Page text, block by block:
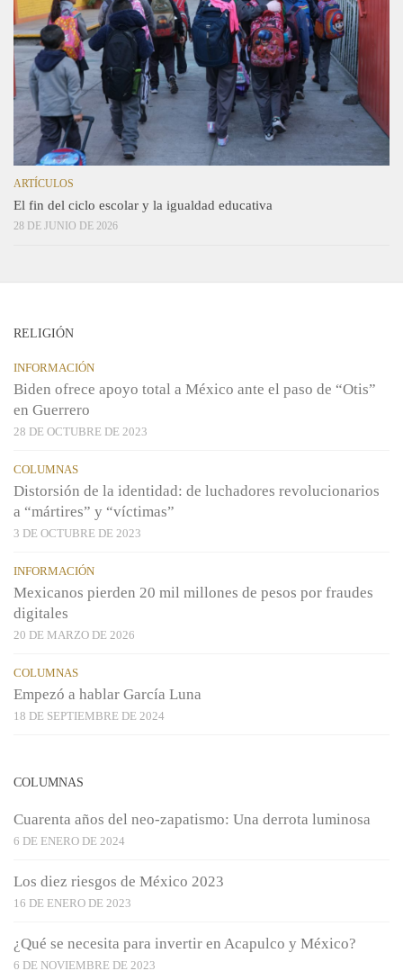
ARTÍCULOS
El fin del ciclo escolar y la igualdad educativa
28 DE JUNIO DE 2026
RELIGIÓN
INFORMACIÓN
Biden ofrece apoyo total a México ante el paso de “Otis”
en Guerrero
28 DE OCTUBRE DE 2023
COLUMNAS
Distorsión de la identidad: de luchadores revolucionarios
a “mártires” y “víctimas”
3 DE OCTUBRE DE 2023
INFORMACIÓN
Mexicanos pierden 20 mil millones de pesos por fraudes
digitales
20 DE MARZO DE 2026
COLUMNAS
Empezó a hablar García Luna
18 DE SEPTIEMBRE DE 2024
COLUMNAS
Cuarenta años del neo-zapatismo: Una derrota luminosa
6 DE ENERO DE 2024
Los diez riesgos de México 2023
16 DE ENERO DE 2023
¿Qué se necesita para invertir en Acapulco y México?
6 DE NOVIEMBRE DE 2023